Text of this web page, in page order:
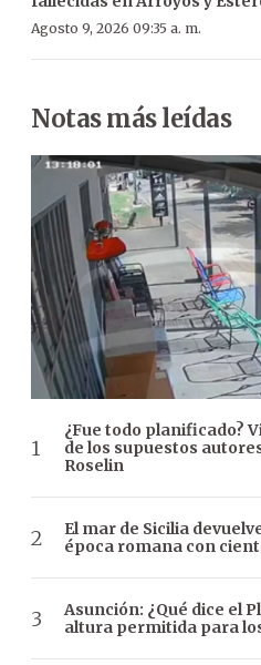
Agosto 9, 2026 09:35 a. m.
Notas más leídas
¿Fue todo planificado?
de los supuestos
Roselin
El mar de Sicilia
época romana con
Asunción: ¿Qué dice el
altura permitida para